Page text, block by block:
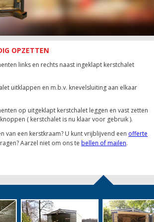
OPZETTEN
links en rechts naast ingeklapt kerstchalet
uitklappen en m.b.v. knevelsluiting aan elkaar
op uitgeklapt kerstchalet leggen en vast zetten
( kerstchalet is nu klaar voor gebruik ).
van een kerstkraam? U kunt vrijblijvend een offerte
Aarzel niet om ons te bellen of mailen.